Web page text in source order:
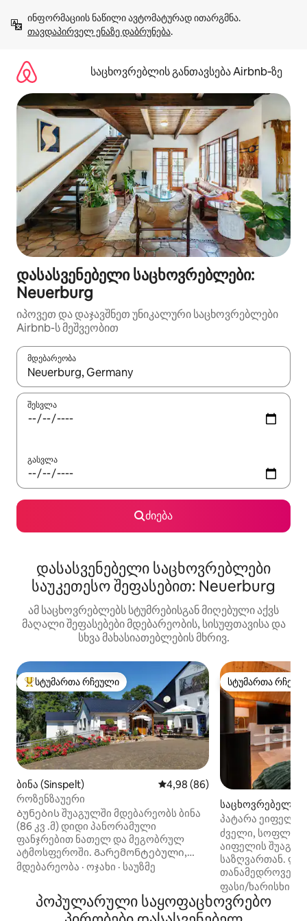
გადასვლა
თავდაპირველ ენაზე დაბრუნება.
საცხოვრებლის განთავსება Airbnb‑ზე
დასასვენებელი საცხოვრებლები:
Neuerburg
იპოვეთ და დაჯავშნეთ უნიკალური საცხოვრებლები
Airbnb-ს მეშვეობით
მდებარეობა
როცა შედეგები ხელმისაწვდომი გახდება, ნავიგაციისთვის
შესვლა
გასვლა
ძიება
დასასვენებელი საცხოვრებლები
საუკეთესო შეფასებით: Neuerburg
ამ საცხოვრებლებს სტუმრებისგან მიღებული აქვს
მაღალი შეფასებები მდებარეობის, სისუფთავისა და
სხვა მახასიათებლების მხრივ.
სტუმართა რჩეული მოწინავე ვარიანტი
სტუმართა რჩეული
ბინა (Sinspelt) საშუალო შეფასებაა 5‑დან
4,98 (86)
როზენზაუერი
Ბუნების შუაგულში მდებარეობს ბინა
(86 კვ .მ) დიდი პანორამული
ფანჯრებით ნათელ და მეგობრულ
ატმოსფეროში. Გარემონტებული,
პირველ სართულზე და უსასრულოდ
გაფორმებულია ძალიან მაღალი
ხარისხის დიზაინით Დიდი, პარკის
მსგავსი გარე ტერიტორია, რომელიც
მდებარეობა · ოჯახი · საუზმე
სტუმართა
სტუმართა
საცხოვრებელი
d)
პატარა ეიფელის
ძველი,
აიფელის
საზღვართან. ლამაზად მოწყობილი,
თანამედროვე
ელემენტების
ღუმელი
ელემენტია. ფართო ეზოში, სადაც
ფასი/ხარისხი
პოპულარული საყოფაცხოვრებო